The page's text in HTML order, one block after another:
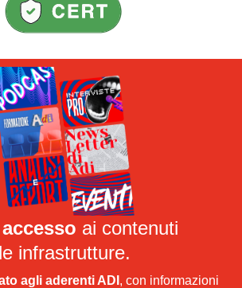
ai contenuti
infrastrutture.
agli aderenti ADI , con informazioni